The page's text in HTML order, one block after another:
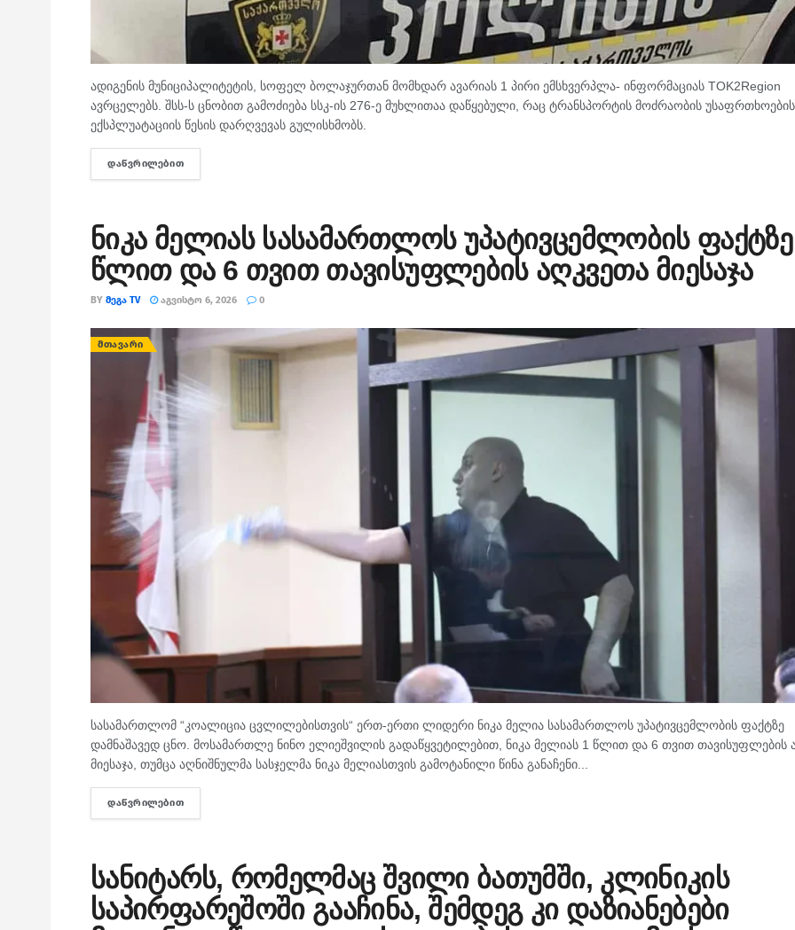
ადიგენის მუნიციპალიტეტის, სოფელ ბოლაჯურთან მომხდარ ავარიას 1 პირი ემსხვერპლა- ინფორმაციას TOK2Region
ავრცელებს. შსს-ს ცნობით გამოძიება სსკ-ის 276-ე მუხლითაა დაწყებული, რაც ტრანსპორტის მოძრაობის
ექსპლუატაციის წესის დარღვევას გულისხმობს.
ᲓᲐᲬᲕᲠᲘᲚᲔᲑᲘᲗ
ნიკა მელიას სასამართლოს უპატივცემლობის
წლით და 6 თვით თავისუფლების აღკვეთა მიესაჯა
BY ᲛᲔᲒᲐ TV ᲐᲒᲕᲘᲡᲢᲝ 6, 2026 0
ᲛᲗᲐᲕᲐᲠᲘ
სასამართლომ “კოალიცია ცვლილებისთვის“ ერთ-ერთი ლიდერი ნიკა მელია სასამართლოს უპატივცემლობის ფაქტზე
დამნაშავედ ცნო. მოსამართლე ნინო ელიეშვილის გადაწყვეტილებით, ნიკა მელიას 1 წლით და 6 თვით თავისუფლების
მიესაჯა, თუმცა აღნიშნულმა სასჯელმა ნიკა მელიასთვის გამოტანილი წინა განაჩენი...
ᲓᲐᲬᲕᲠᲘᲚᲔᲑᲘᲗ
სანიტარს, რომელმაც შვილი ბათუმში, კლინიკის
საპირფარეშოში გააჩინა, შემდეგ კი დაზიანებები